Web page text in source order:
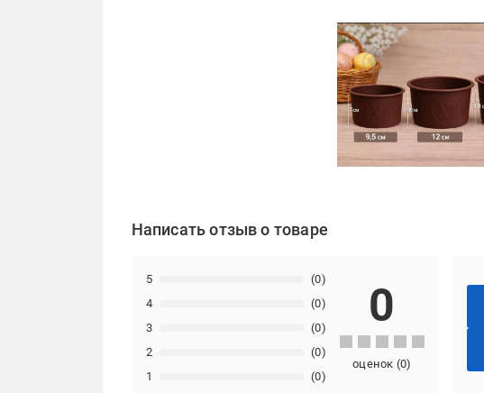
Написать отзыв о товаре
1 (0)
2 (0)
3 (0)
4 (0)
5 (0)
0
оценок (0)